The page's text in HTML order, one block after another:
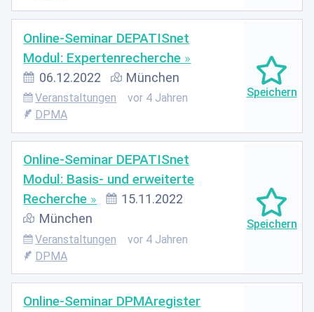
Online-Seminar DEPATISnet
Modul: Expertenrecherche
06.12.2022 München
Veranstaltungen
vor 4 Jahren
DPMA
Online-Seminar DEPATISnet
Modul: Basis- und erweiterte
Recherche
15.11.2022
München
Veranstaltungen
vor 4 Jahren
DPMA
Online-Seminar DPMAregister